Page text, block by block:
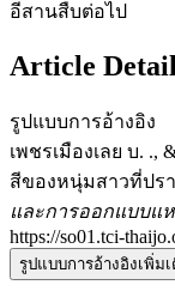
อีสานสืบต่อไป
Article
รูปแบบการอ้างอิง
เพชรเมืองเลย บ. .,
สีของหนุ่มสาวที่ปร
และการออกแบบแห่
https://so01.tci-
รูปแบบการอ้างอิงเพิ่ม